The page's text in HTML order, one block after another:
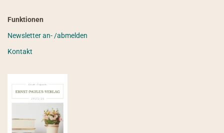
Funktionen
Newsletter an- /abmelden
Kontakt